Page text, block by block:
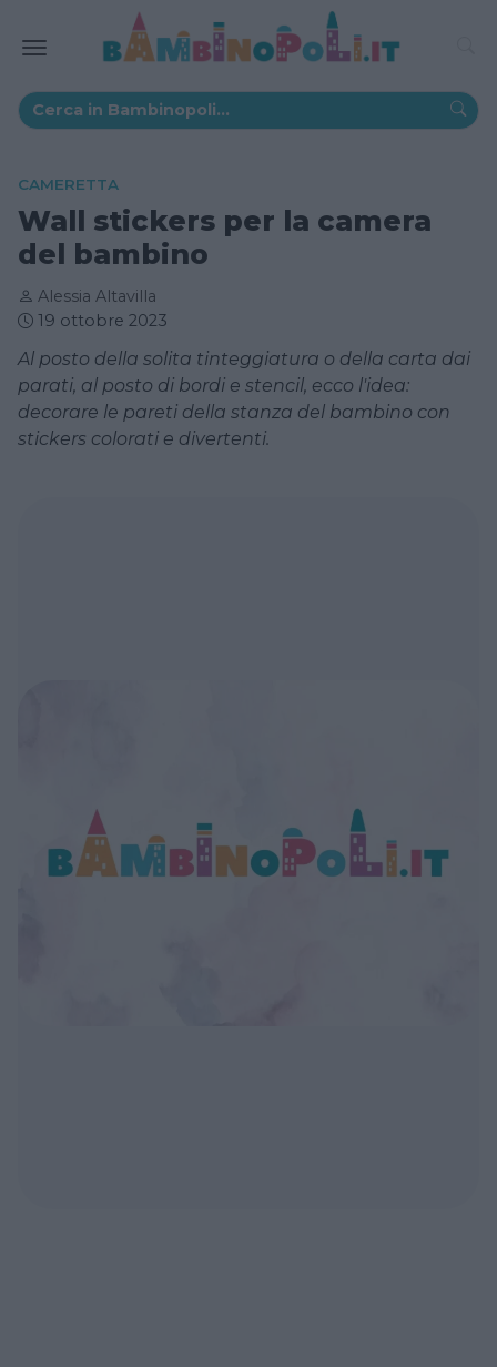
CAMERETTA
Wall stickers per la camera
del bambino
Alessia Altavilla
19 ottobre 2023
Al posto della solita tinteggiatura o della carta dai
parati, al posto di bordi e stencil, ecco l'idea:
decorare le pareti della stanza del bambino con
stickers colorati e divertenti.